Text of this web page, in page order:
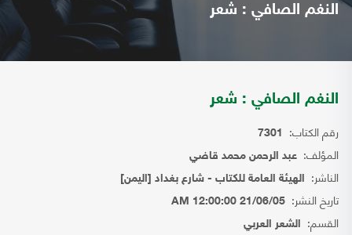
النغم الصافي : شعر
النغم الصافي : شعر
رقم الكتاب: 7301
المؤلف: عبد الرحمن محمد قاضي
الناشر: الهيئة العامة للكتاب - شارع بغداد [اليمن]
تاريخ النشر: 21/06/05 12:00:00 AM
القسم: الشعر العربي